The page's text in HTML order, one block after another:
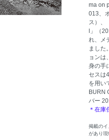
ma on
013、
ス）、
l」（
れ、メ
ました
ョンは
身の手
セスは
を用い
BURN
バー
＊在庫
掲載の
があり現